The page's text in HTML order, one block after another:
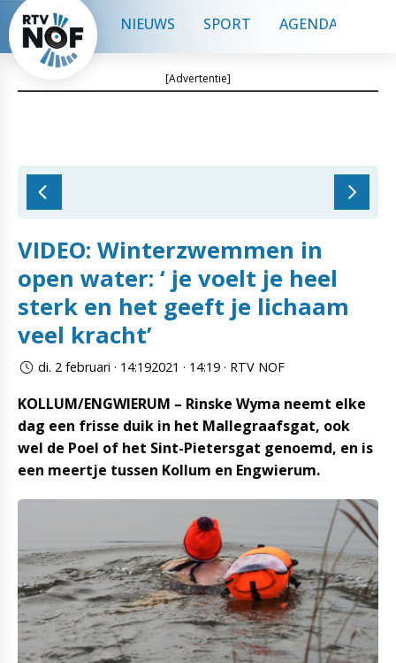
NIEUWS SPORT AGENDA
[Advertentie]
VIDEO: Winterzwemmen in
open water: ‘ je voelt je heel
sterk en het geeft je lichaam
veel kracht’
di. 2 februari · 14:192021 · 14:19 · RTV NOF
KOLLUM/ENGWIERUM – Rinske Wyma neemt elke
dag een frisse duik in het Mallegraafsgat, ook
wel de Poel of het Sint-Pietersgat genoemd, en is
een meertje tussen Kollum en Engwierum.